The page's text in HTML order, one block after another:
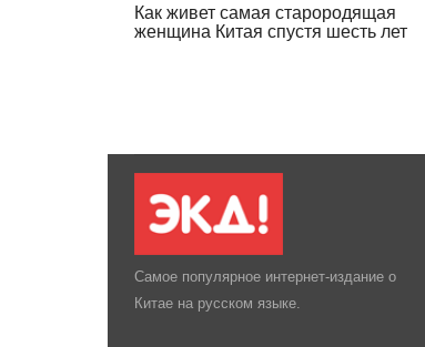
Как живет самая старородящая
женщина Китая спустя шесть лет
Самое популярное интернет-издание о
Китае на русском языке.